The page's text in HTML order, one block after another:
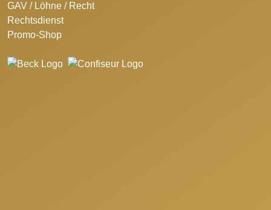
GAV / Löhne / Recht
Rechtsdienst
Promo-Shop